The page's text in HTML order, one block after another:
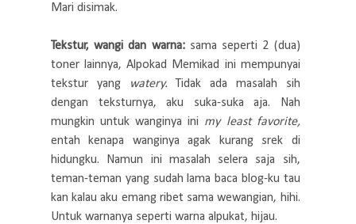
Mari disimak.
Tekstur, wangi dan warna:sama seperti 2 (dua)
toner lainnya, Alpokad Memikad ini mempunyai
tekstur yang
watery.Tidak ada masalah sih
dengan teksturnya, aku suka-suka aja. Nah
mungkin untuk wanginya ini my least favorite,
entah kenapa wanginya agak kurang srek di
hidungku. Namun ini masalah selera saja sih,
teman-teman yang sudah lama baca blog-ku tau
kan kalau aku emang ribet sama wewangian, hihi.
Untuk warnanya seperti warna alpukat, hijau.